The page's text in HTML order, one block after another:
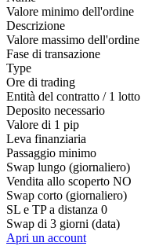
Valore minimo dell'ordine
Descrizione
Valore massimo dell'ordine
Fase di transazione
Type
Ore di trading
Entità del contratto / 1 lotto
Deposito necessario
Valore di 1 pip
Leva finanziaria
Passaggio minimo
Swap lungo (giornaliero)
Vendita allo scoperto NO
Swap corto (giornaliero)
SL e TP a distanza 0
Swap di 3 giorni (data)
Apri un account